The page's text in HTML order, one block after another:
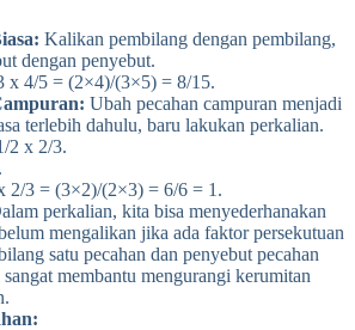
Kalikan pembilang dengan pembilang,
dengan penyebut.
x 4/5 = (2×4)/(3×5) = 8/15.
Ubah pecahan campuran menjadi
terlebih dahulu, baru lakukan perkalian.
2 x 2/3.
2/3 = (3×2)/(2×3) = 6/6 = 1.
perkalian, kita bisa menyederhanakan
mengalikan jika ada faktor persekutuan
satu pecahan dan penyebut pecahan
membantu mengurangi kerumitan